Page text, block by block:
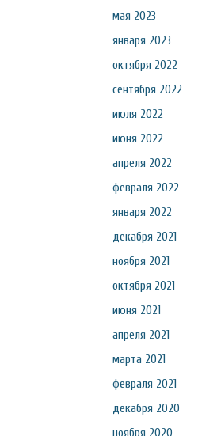
мая 2023
января 2023
октября 2022
сентября 2022
июля 2022
июня 2022
апреля 2022
февраля 2022
января 2022
декабря 2021
ноября 2021
октября 2021
июня 2021
апреля 2021
марта 2021
февраля 2021
декабря 2020
ноября 2020